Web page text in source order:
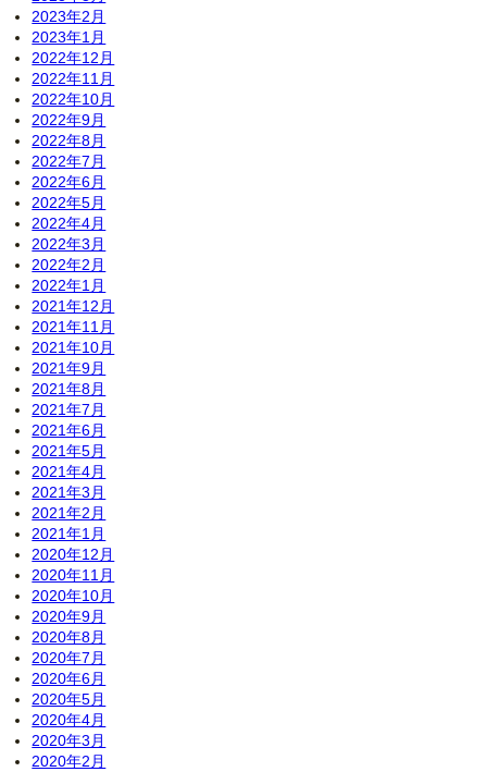
2023年2月
2023年1月
2022年12月
2022年11月
2022年10月
2022年9月
2022年8月
2022年7月
2022年6月
2022年5月
2022年4月
2022年3月
2022年2月
2022年1月
2021年12月
2021年11月
2021年10月
2021年9月
2021年8月
2021年7月
2021年6月
2021年5月
2021年4月
2021年3月
2021年2月
2021年1月
2020年12月
2020年11月
2020年10月
2020年9月
2020年8月
2020年7月
2020年6月
2020年5月
2020年4月
2020年3月
2020年2月